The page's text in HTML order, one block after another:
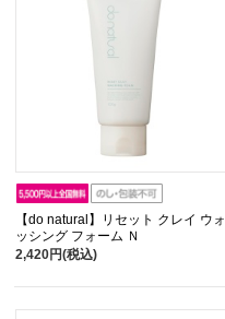
【do natural】リセット クレイ ウォ
ッシング フォーム Ｎ
2,420円(税込)